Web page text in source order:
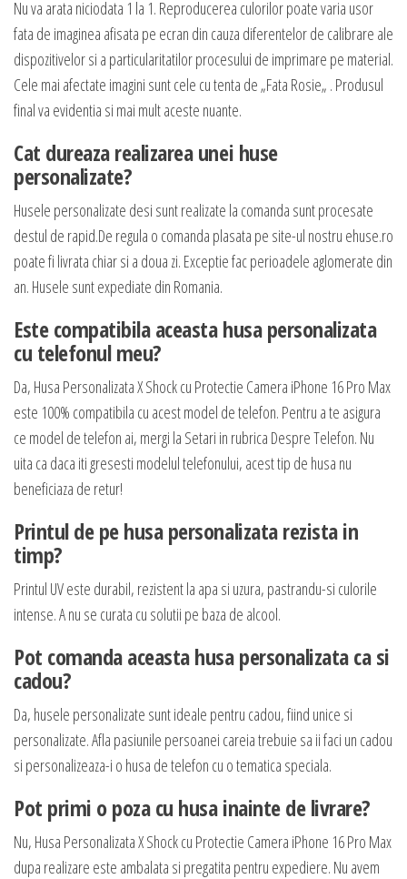
Nu va arata niciodata 1 la 1. Reproducerea culorilor poate varia usor
fata de imaginea afisata pe ecran din cauza diferentelor de calibrare ale
dispozitivelor si a particularitatilor procesului de imprimare pe material.
Cele mai afectate imagini sunt cele cu tenta de „Fata Rosie„ . Produsul
final va evidentia si mai mult aceste nuante.
Cat dureaza realizarea unei huse
personalizate?
Husele personalizate desi sunt realizate la comanda sunt procesate
destul de rapid.De regula o comanda plasata pe site-ul nostru ehuse.ro
poate fi livrata chiar si a doua zi. Exceptie fac perioadele aglomerate din
an. Husele sunt expediate din Romania.
Este compatibila aceasta husa personalizata
cu telefonul meu?
Da, Husa Personalizata X Shock cu Protectie Camera iPhone 16 Pro Max
este 100% compatibila cu acest model de telefon. Pentru a te asigura
ce model de telefon ai, mergi la Setari in rubrica Despre Telefon. Nu
uita ca daca iti gresesti modelul telefonului, acest tip de husa nu
beneficiaza de retur!
Printul de pe husa personalizata rezista in
timp?
Printul UV este durabil, rezistent la apa si uzura, pastrandu-si culorile
intense. A nu se curata cu solutii pe baza de alcool.
Pot comanda aceasta husa personalizata ca si
cadou?
Da, husele personalizate sunt ideale pentru cadou, fiind unice si
personalizate. Afla pasiunile persoanei careia trebuie sa ii faci un cadou
si personalizeaza-i o husa de telefon cu o tematica speciala.
Pot primi o poza cu husa inainte de livrare?
Nu, Husa Personalizata X Shock cu Protectie Camera iPhone 16 Pro Max
dupa realizare este ambalata si pregatita pentru expediere. Nu avem